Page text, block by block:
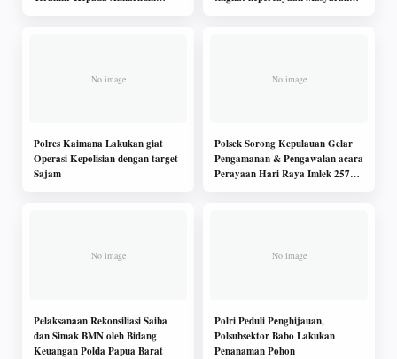
Polres Kaimana Lakukan giat
Operasi Kepolisian dengan target
Sajam
Polsek Sorong Kepulauan Gelar
Pengamanan & Pengawalan acara
Perayaan Hari Raya Imlek 2571
Pelaksanaan Rekonsiliasi Saiba
dan Simak BMN oleh Bidang
Keuangan Polda Papua Barat
Polri Peduli Penghijauan,
Polsubsektor Babo Lakukan
Penanaman Pohon